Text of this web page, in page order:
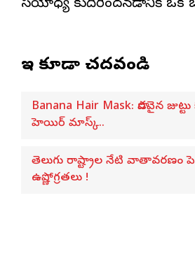
సయోధ్య కుదిరిందనడానికి ఒక
ఇవి కూడా చదవండి
Banana Hair Mask: పొడవైన
హెయిర్ మాస్క్..
తెలుగు రాష్ట్రాల నేటి వాతావరణం
ఉష్ణోగ్రతలు !